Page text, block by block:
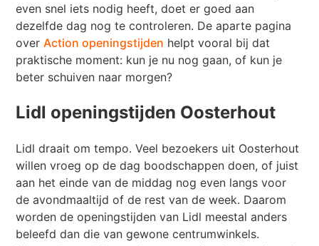
even snel iets nodig heeft, doet er goed aan
dezelfde dag nog te controleren. De aparte pagina
overAction openingstijden helpt vooral bij dat
praktische moment: kun je nu nog gaan, of kun je
beter schuiven naar morgen?
Lidl openingstijden Oosterhout
Lidl draait om tempo. Veel bezoekers uit Oosterhout
willen vroeg op de dag boodschappen doen, of juist
aan het einde van de middag nog even langs voor
de avondmaaltijd of de rest van de week. Daarom
worden de openingstijden van Lidl meestal anders
beleefd dan die van gewone centrumwinkels.